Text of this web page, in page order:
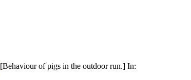
[Behaviour of pigs in the outdoor run.] In: